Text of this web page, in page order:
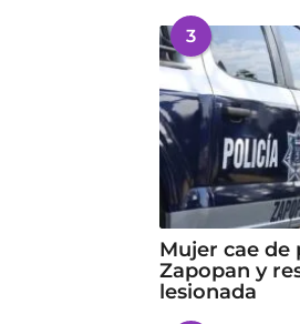
3
Mujer cae de
Zapopan y
lesionada